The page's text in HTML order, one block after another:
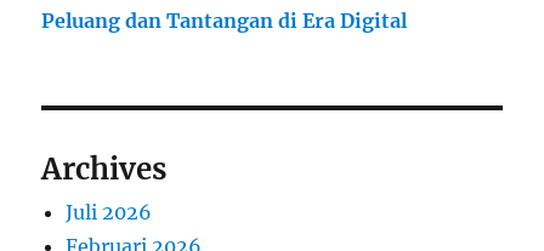
Peluang dan Tantangan di Era Digital
Archives
Juli 2026
Februari 2026